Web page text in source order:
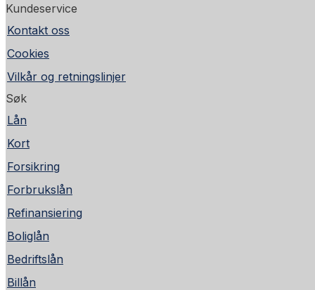
Kundeservice
Kontakt oss
Cookies
Vilkår og retningslinjer
Søk
Lån
Kort
Forsikring
Forbrukslån
Refinansiering
Boliglån
Bedriftslån
Billån